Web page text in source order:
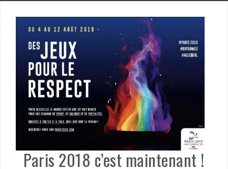
Paris 2018 c’est maintenant !